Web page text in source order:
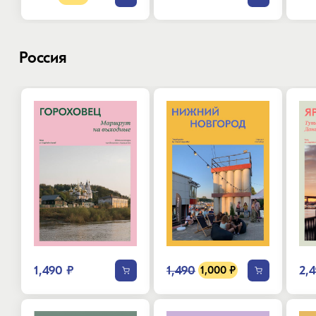
Россия
1,490 ₽ 1,490 1,000 ₽